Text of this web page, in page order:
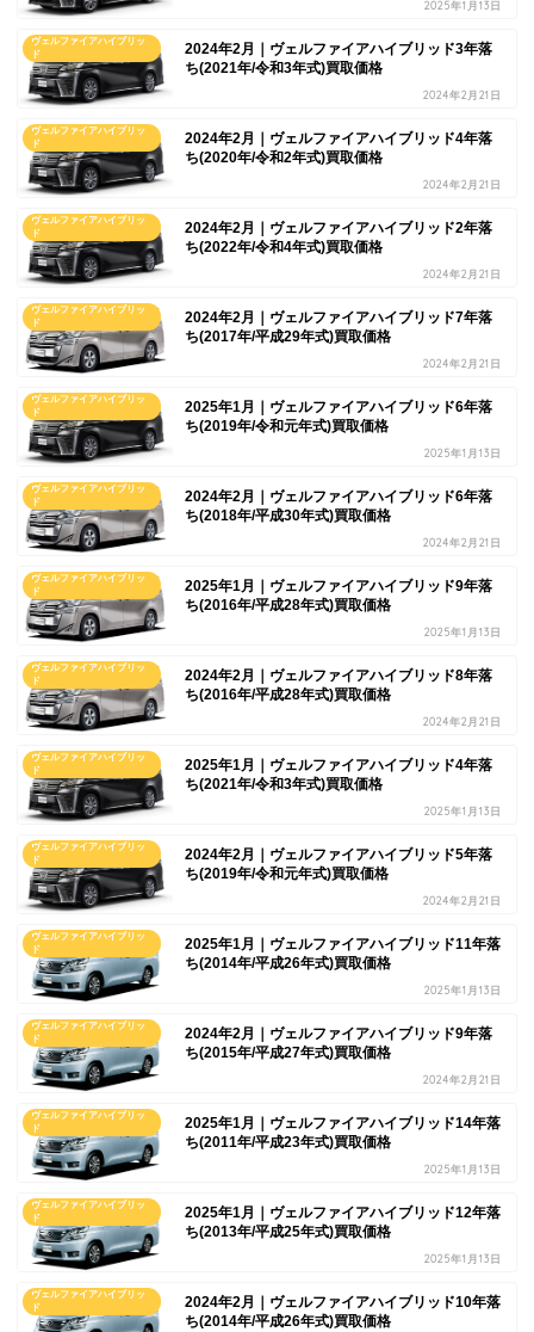
2025年1月13日
ヴェルファイアハイブリッ
ド
2024年2月｜ヴェルファイアハイブリッド3年落
ち(2021年/令和3年式)買取価格
2024年2月21日
ヴェルファイアハイブリッ
ド
2024年2月｜ヴェルファイアハイブリッド4年落
ち(2020年/令和2年式)買取価格
2024年2月21日
ヴェルファイアハイブリッ
ド
2024年2月｜ヴェルファイアハイブリッド2年落
ち(2022年/令和4年式)買取価格
2024年2月21日
ヴェルファイアハイブリッ
ド
2024年2月｜ヴェルファイアハイブリッド7年落
ち(2017年/平成29年式)買取価格
2024年2月21日
ヴェルファイアハイブリッ
ド
2025年1月｜ヴェルファイアハイブリッド6年落
ち(2019年/令和元年式)買取価格
2025年1月13日
ヴェルファイアハイブリッ
ド
2024年2月｜ヴェルファイアハイブリッド6年落
ち(2018年/平成30年式)買取価格
2024年2月21日
ヴェルファイアハイブリッ
ド
2025年1月｜ヴェルファイアハイブリッド9年落
ち(2016年/平成28年式)買取価格
2025年1月13日
ヴェルファイアハイブリッ
ド
2024年2月｜ヴェルファイアハイブリッド8年落
ち(2016年/平成28年式)買取価格
2024年2月21日
ヴェルファイアハイブリッ
ド
2025年1月｜ヴェルファイアハイブリッド4年落
ち(2021年/令和3年式)買取価格
2025年1月13日
ヴェルファイアハイブリッ
ド
2024年2月｜ヴェルファイアハイブリッド5年落
ち(2019年/令和元年式)買取価格
2024年2月21日
ヴェルファイアハイブリッ
ド
2025年1月｜ヴェルファイアハイブリッド11年落
ち(2014年/平成26年式)買取価格
2025年1月13日
ヴェルファイアハイブリッ
ド
2024年2月｜ヴェルファイアハイブリッド9年落
ち(2015年/平成27年式)買取価格
2024年2月21日
ヴェルファイアハイブリッ
ド
2025年1月｜ヴェルファイアハイブリッド14年落
ち(2011年/平成23年式)買取価格
2025年1月13日
ヴェルファイアハイブリッ
ド
2025年1月｜ヴェルファイアハイブリッド12年落
ち(2013年/平成25年式)買取価格
2025年1月13日
ヴェルファイアハイブリッ
ド
2024年2月｜ヴェルファイアハイブリッド10年落
ち(2014年/平成26年式)買取価格